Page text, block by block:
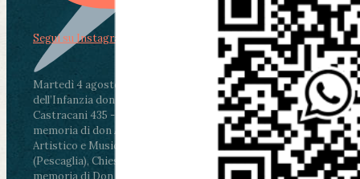
Martedì 4 agosto2026
ore 11:30 - Lucca, Scuola
dell’Infanzia don Aldo Mei - Viale Castruccio
Castracani 435 - Inaugurazione murales in
memoria di don Aldo Mei curato dal Liceo
Artistico e Musicale “Passaglia”
ore 18 - Fiano
(Pescaglia), Chiesa parrocchiale - Messa in
memoria di Don Aldo Mei celebrata da mons.
Segui su Instagram